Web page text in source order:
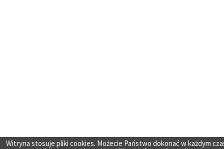
Witryna stosuje pliki cookies. Możecie Państwo dokonać w każdym